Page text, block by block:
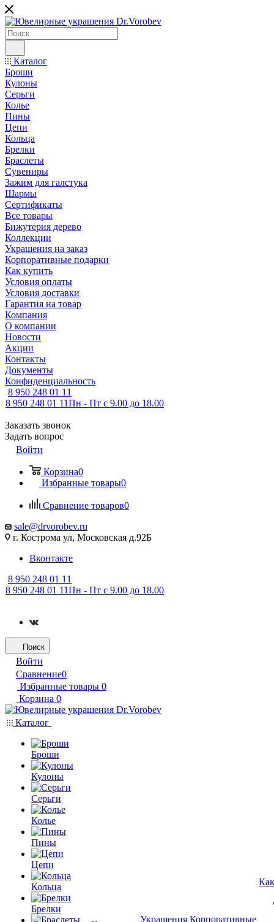
Каталог
Броши
Кулоны
Серьги
Колье
Пины
Цепи
Кольца
Брелки
Браслеты
Сувениры
Зажим для галстука
Шармы
Сертификаты
Все товары
Бижутерия дерево
Коллекции
Украшения на заказ
Корпоративные подарки
Как купить
Условия оплаты
Условия доставки
Гарантия на товар
Компания
О компании
Новости
Акции
Контакты
Документы
Конфиденциальность
8 950 248 01 11
8 950 248 01 11Пн - Пт с 9.00 до 18.00
Заказать звонок
Задать вопрос
Войти
Корзина0
Избранные товары0
Сравнение товаров0
sale@drvorobev.ru
г. Кострома ул, Московская д.92Б
Вконтакте
8 950 248 01 11
8 950 248 01 11Пн - Пт с 9.00 до 18.00
Поиск
Войти
Сравнение0
Избранные товары 0
Корзина 0
Каталог
Броши
Кулоны
Серьги
Колье
Пины
Цепи
Кольца
Брелки
Украшения Корпоративные